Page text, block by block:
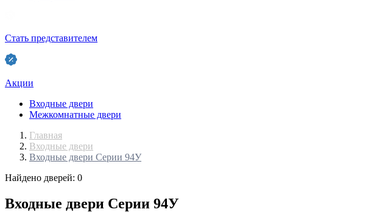
Стать представителем
Акции
Входные двери
Межкомнатные двери
Главная
Входные двери
Входные двери Серии 94У
Найдено дверей: 0
Входные двери Серии 94У